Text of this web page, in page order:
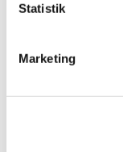
Statistik
Marketing
Tekstiler